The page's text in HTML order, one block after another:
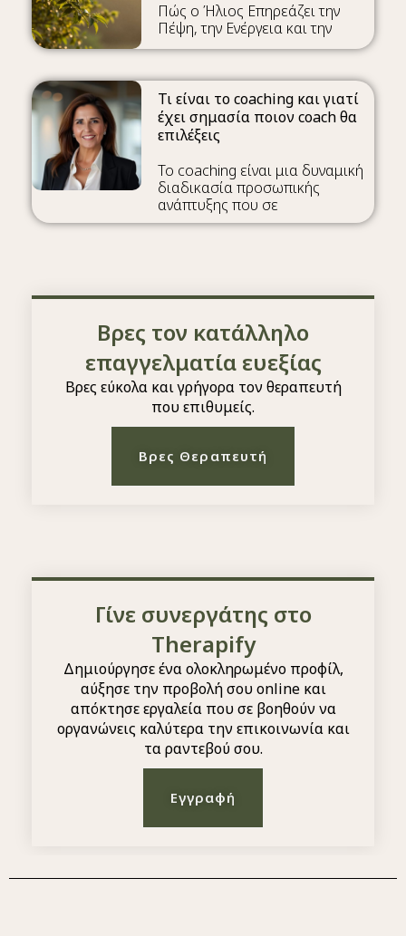
Πώς ο Ήλιος Επηρεάζει την
Πέψη, την Ενέργεια και την
Τι είναι το coaching και γιατί
έχει σημασία ποιον coach θα
επιλέξεις
Το coaching είναι μια δυναμική
διαδικασία προσωπικής
ανάπτυξης που σε
Βρες τον κατάλληλο
επαγγελματία ευεξίας
Βρες εύκολα και γρήγορα τον θεραπευτή
που επιθυμείς.
Βρες Θεραπευτή
Γίνε συνεργάτης στο
Therapify
Δημιούργησε ένα ολοκληρωμένο προφίλ,
αύξησε την προβολή σου online και
απόκτησε εργαλεία που σε βοηθούν να
οργανώνεις καλύτερα την επικοινωνία και
τα ραντεβού σου.
Εγγραφή